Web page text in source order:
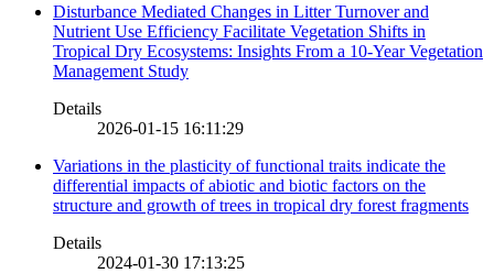
Disturbance Mediated Changes in Litter Turnover and
Nutrient Use Efficiency Facilitate Vegetation Shifts in
Tropical Dry Ecosystems: Insights From a 10-Year Vegetation
Management Study
Details
2026-01-15 16:11:29
Variations in the plasticity of functional traits indicate the
differential impacts of abiotic and biotic factors on the
structure and growth of trees in tropical dry forest fragments
Details
2024-01-30 17:13:25